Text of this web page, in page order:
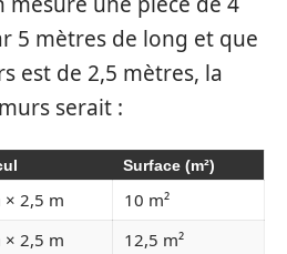
5 mètres de long et que
est de 2,5 mètres, la
serait :
Surface (m²)
× 2,5 m
10 m²
× 2,5 m
12,5 m²